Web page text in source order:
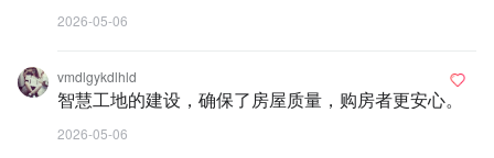
2026-05-06
vmdlgykdlhld
智慧工地的建设，确保了房屋质量，购房者更安心。
2026-05-06